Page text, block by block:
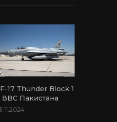
17 Thunder Block 1
ВВС Пакистана